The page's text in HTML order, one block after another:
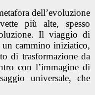
dell’evoluzione
più alte, spesso
Il viaggio di
un cammino iniziatico,
di trasformazione da
con l’immagine di
universale, che